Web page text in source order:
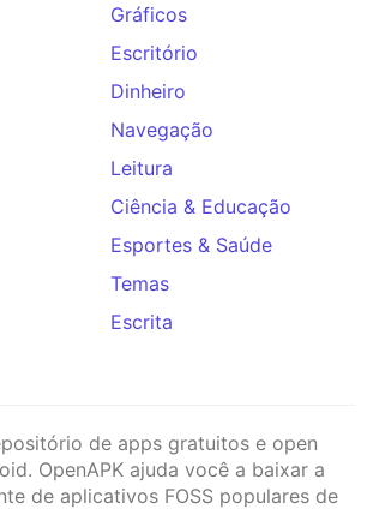
Gráficos
Escritório
Dinheiro
Navegação
Leitura
Ciência & Educação
Esportes & Saúde
Temas
Escrita
de apps gratuitos e open
OpenAPK ajuda você a baixar a
de aplicativos FOSS populares de